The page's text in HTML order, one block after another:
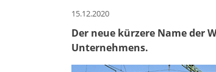
15.12.2020
Der neue kürzere Name der
Unternehmens.